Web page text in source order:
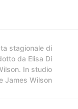
stagionale di
da Elisa Di
In studio
James Wilson